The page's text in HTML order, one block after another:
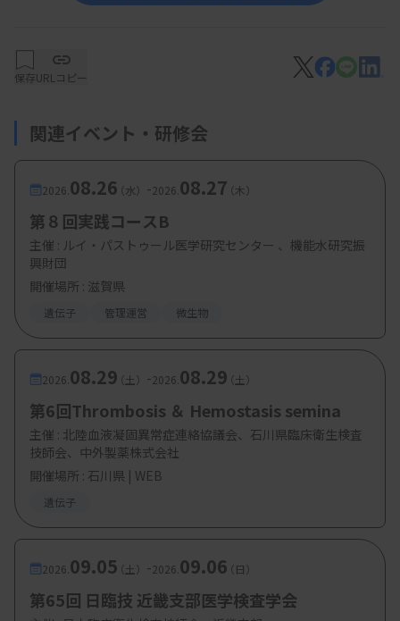
成ポイント
⑴ 青木舞技師（日本大学医学部附属板橋病
院）
⑵ 土屋浩二技師（順天堂大学医学部附属順
天堂医院）
⑶ 渡邊佳織技師（国立がん研究センター中
央病院）
【参加費・定員など】
・参加費：都臨技非会員の方（他県技師会会員）
1000円
保存URLコピー
関連イベント・研修会
2026. 08.26（水） -2026. 08.27（木）
第８回実践コースB
主催 : ルイ・パストゥール医学研究センター 、機能水研究振
興財団
開催場所 : 滋賀県
遺伝子 管理運営 微生物
2026. 08.29（土） -2026. 08.29（土）
第6回Thrombosis ＆ Hemostasis semina
主催 : 北陸血液凝固異常症連絡協議会、石川県臨床衛生検査
技師会、中外製薬株式会社
開催場所 : 石川県 | WEB
遺伝子
2026. 09.05（土） -2026. 09.06（日）
第65回 日臨技 近畿支部医学検査学会